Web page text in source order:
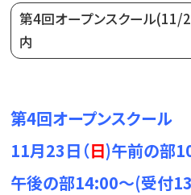
第4回オープンスクール(11/
内
第4回オープンスクール
11月23日（日)午前の部
午後の部14:00～(受付